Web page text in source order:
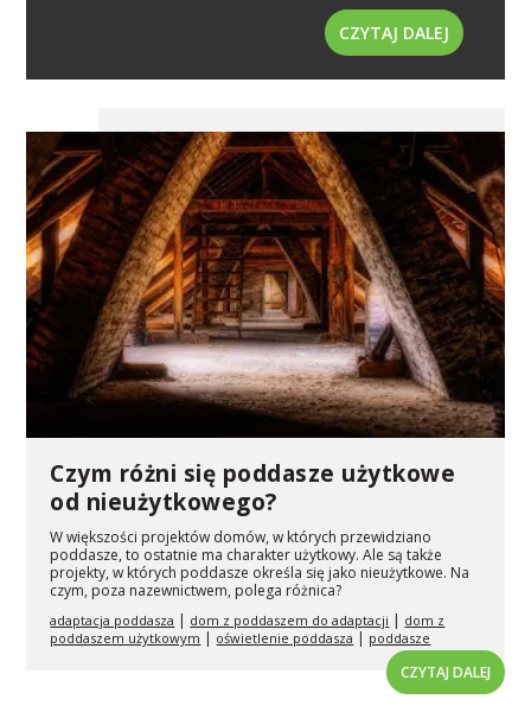
CZYTAJ DALEJ
Czym różni się poddasze użytkowe
od nieużytkowego?
W większości projektów domów, w których przewidziano
poddasze, to ostatnie ma charakter użytkowy. Ale są także
projekty, w których poddasze określa się jako nieużytkowe. Na
czym, poza nazewnictwem, polega różnica?
adaptacja poddasza dom z poddaszem do adaptacji
dom z
poddaszem użytkowym
oświetlenie poddasza poddasze
CZYTAJ DALEJ